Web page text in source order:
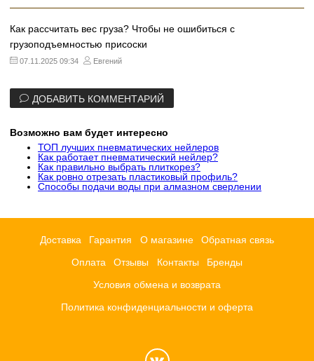
Как рассчитать вес груза? Чтобы не ошибиться с
грузоподъемностью присоски
07.11.2025 09:34 Евгений
ДОБАВИТЬ КОММЕНТАРИЙ
Возможно вам будет интересно
ТОП лучших пневматических нейлеров
Как работает пневматический нейлер?
Как правильно выбрать плиткорез?
Как ровно отрезать пластиковый профиль?
Способы подачи воды при алмазном сверлении
Доставка Гарантия О магазине Обратная связь
Оплата Отзывы Контакты Бренды
Условия обмена и возврата
Политика конфиденциальности и оферта